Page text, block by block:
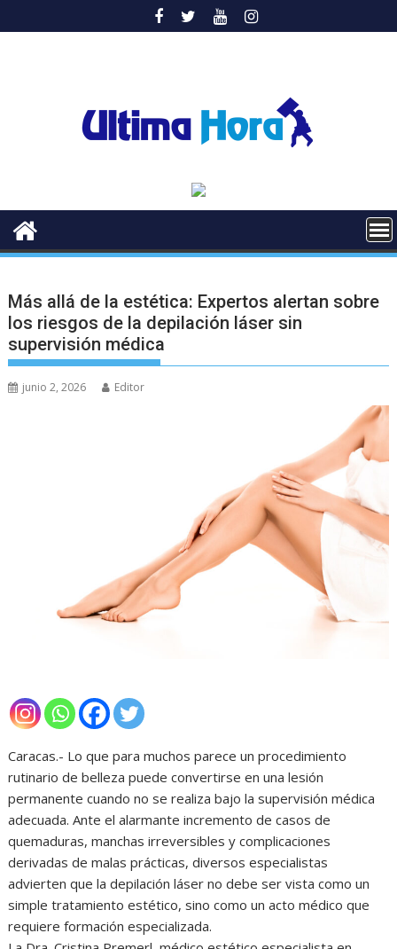
al
Más allá de la estética: Expertos alertan sobre
los riesgos de la depilación láser sin
supervisión médica
junio 2, 2026 Editor
Caracas.- Lo que para muchos parece un procedimiento
rutinario de belleza puede convertirse en una lesión
permanente cuando no se realiza bajo la supervisión médica
adecuada. Ante el alarmante incremento de casos de
quemaduras, manchas irreversibles y complicaciones
derivadas de malas prácticas, diversos especialistas
advierten que la depilación láser no debe ser vista como un
simple tratamiento estético, sino como un acto médico que
requiere formación especializada.